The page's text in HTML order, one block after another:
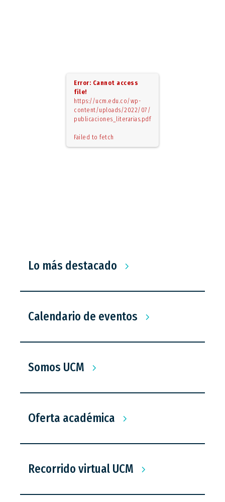
Error: Cannot access
file!
https://ucm.edu.co/wp-
content/uploads/2022/07/
publicaciones_literarias.pdf
Failed to fetch
Lo más destacado
Calendario de eventos
Somos UCM
Oferta académica
Recorrido virtual UCM